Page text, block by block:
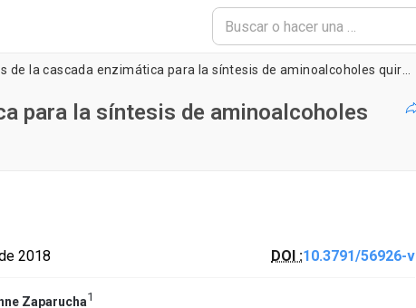
para la síntesis de aminoalcoholes
2018 DOI :10.3791/56926-v
Zaparucha1